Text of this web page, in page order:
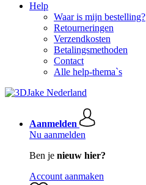
Help
Waar is mijn bestelling?
Retourneringen
Verzendkosten
Betalingsmethoden
Contact
Alle help-thema`s
Aanmelden
Nu aanmelden
Ben je nieuw hier?
Account aanmaken